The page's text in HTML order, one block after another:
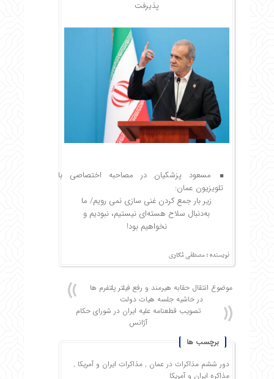
پذیرفت
مسعود پزشکیان در مصاحبه اختصاصی با
تلویزیون عمان:
زیر بار جمع کردن غنی سازی نمی رویم/ ما
به‌دنبال سلاح هسته‌ای نیستیم، نبودیم و
نخواهیم بود!
نویسنده : مصطفی مُکاری
موضوع انتقال حقابه هیرمند و رفع فیلتر پلتفرم ها
در حاشیه جلسه هیات دولت
تصویب قطعنامه علیه ایران در شورای حکام
آژانس
برچسب ها
دور ششم مذاکرات در عمان , مذاکرات ایران و آمریکا ,
مذاکره ایران و آمریکا